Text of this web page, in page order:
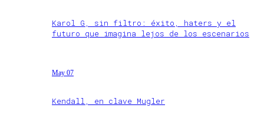
Karol G, sin filtro: éxito, haters y el
futuro que imagina lejos de los escenarios
May 07
Kendall, en clave Mugler